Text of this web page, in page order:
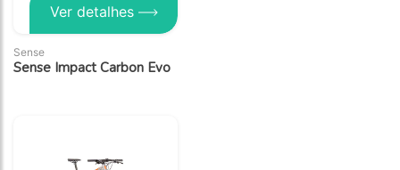
Ver detalhes
Sense
Sense Impact Carbon Evo